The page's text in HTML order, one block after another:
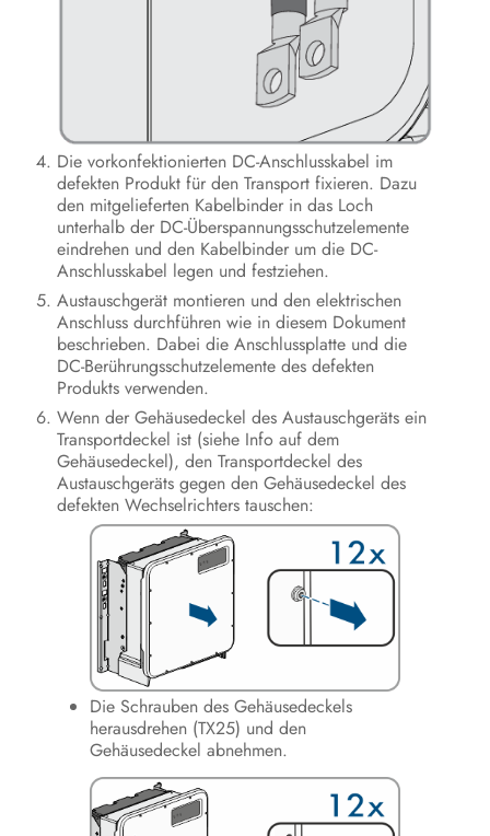
Die vorkonfektionierten DC-Anschlusskabel im
defekten Produkt für den Transport fixieren. Dazu
den mitgelieferten Kabelbinder in das Loch
unterhalb der DC-Überspannungsschutzelemente
eindrehen und den Kabelbinder um die DC-
Anschlusskabel legen und festziehen.
Austauschgerät montieren und den elektrischen
Anschluss durchführen wie in diesem Dokument
beschrieben. Dabei die Anschlussplatte und die
DC-Berührungsschutzelemente des defekten
Produkts verwenden.
Wenn der Gehäusedeckel des Austauschgeräts ein
Transportdeckel ist (siehe Info auf dem
Gehäusedeckel), den Transportdeckel des
Austauschgeräts gegen den Gehäusedeckel des
defekten Wechselrichters tauschen:
Die Schrauben des Gehäusedeckels
herausdrehen (TX25) und den
Gehäusedeckel abnehmen.